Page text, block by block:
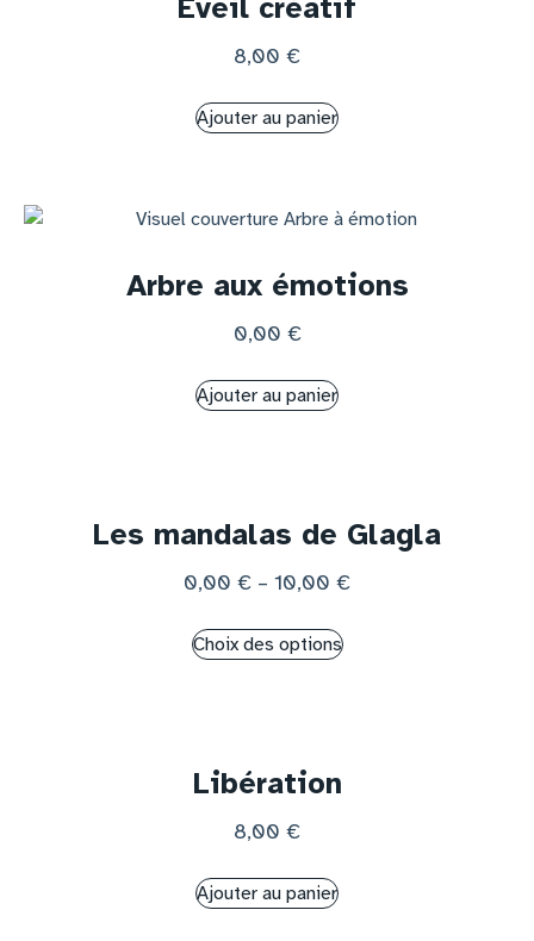
8,00 €
Ajouter au panier
Arbre aux émotions
0,00 €
Ajouter au panier
Les mandalas de Glagla
0,00 € – 10,00 €
Choix des options
Libération
8,00 €
Ajouter au panier